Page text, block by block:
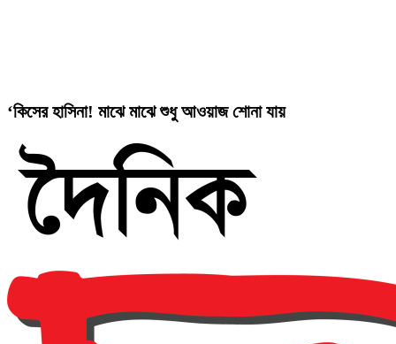
‘কিসের হাসিনা! মাঝে মাঝে শুধু আওয়াজ শোনা যায়